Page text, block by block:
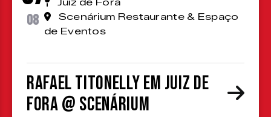
08
Juiz de Fora
Scenárium Restaurante & Espaço
de Eventos
Rafael Titonelly em Juiz de
Fora @ Scenárium